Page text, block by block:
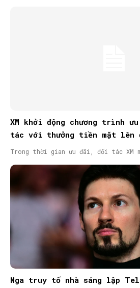
XM khởi động chương trình
tác với thưởng tiền mặt lên
Trong thời gian ưu đãi, đối tác
Nga truy tố nhà sáng lập